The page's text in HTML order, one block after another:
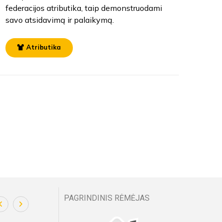
federacijos atributika, taip demonstruodami
savo atsidavimą ir palaikymą.
Atributika
PAGRINDINIS RĖMĖJAS